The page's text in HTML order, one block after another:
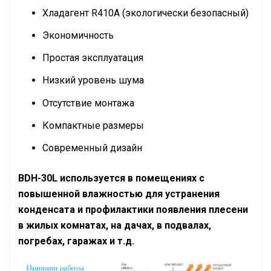
Хладагент R410A (экологически безопасный)
Экономичность
Простая эксплуатация
Низкий уровень шума
Отсутствие монтажа
Компактные размеры
Современный дизайн
BDH-30L используется в помещениях с
повышенной влажностью для устранения
конденсата и профилактики появления плесени
в жилых комнатах, на дачах, в подвалах,
погребах, гаражах и т.д.